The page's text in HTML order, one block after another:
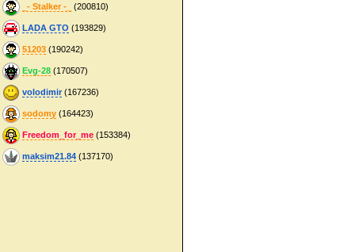
_- Stalker -_ (200810)
LADA GTO (193829)
51203 (190242)
Evg-28 (170507)
volodimir(167236)
sodomy (164423)
Freedom_for_me (153384)
maksim21.84 (137170)